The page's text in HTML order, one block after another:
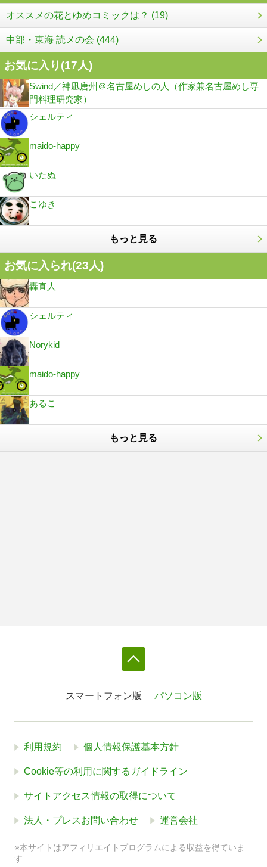
オススメの花とゆめコミックは？ (19)
中部・東海 読メの会 (444)
お気に入り(17人)
Swind／神凪唐州＠名古屋めしの人（作家兼名古屋めし専
門料理研究家）
シェルティ
maido-happy
いたぬ
こゆき
もっと見る
お気に入られ(23人)
轟直人
シェルティ
Norykid
maido-happy
あるこ
もっと見る
スマートフォン版 パソコン版
利用規約 個人情報保護基本方針
Cookie等の利用に関するガイドライン
サイトアクセス情報の取得について
法人・プレスお問い合わせ 運営会社
※本サイトはアフィリエイトプログラムによる収益を得ていま
す